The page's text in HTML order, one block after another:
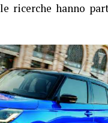
ricerche hanno